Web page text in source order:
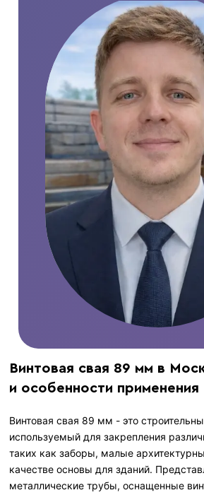
Винтовая свая 89 мм в
и особенности применения
Винтовая свая 89 мм - это
используемый для закрепления
таких как заборы, малые
качестве основы для зданий.
металлические трубы, оснащенные